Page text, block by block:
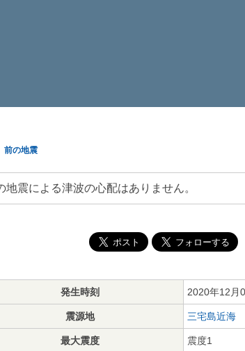
前の地震
地震による津波の心配はありません。
発生時刻 2020年12月
震源地 三宅島近海
最大震度 震度1